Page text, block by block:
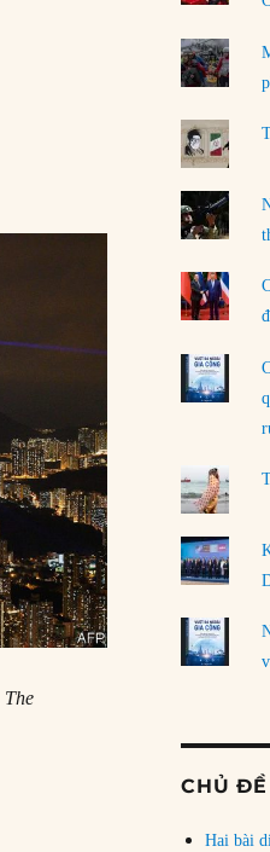
The
02/08/
Làm thế
01/08/
Chiến
31/07/
CHỦ
Hai bài